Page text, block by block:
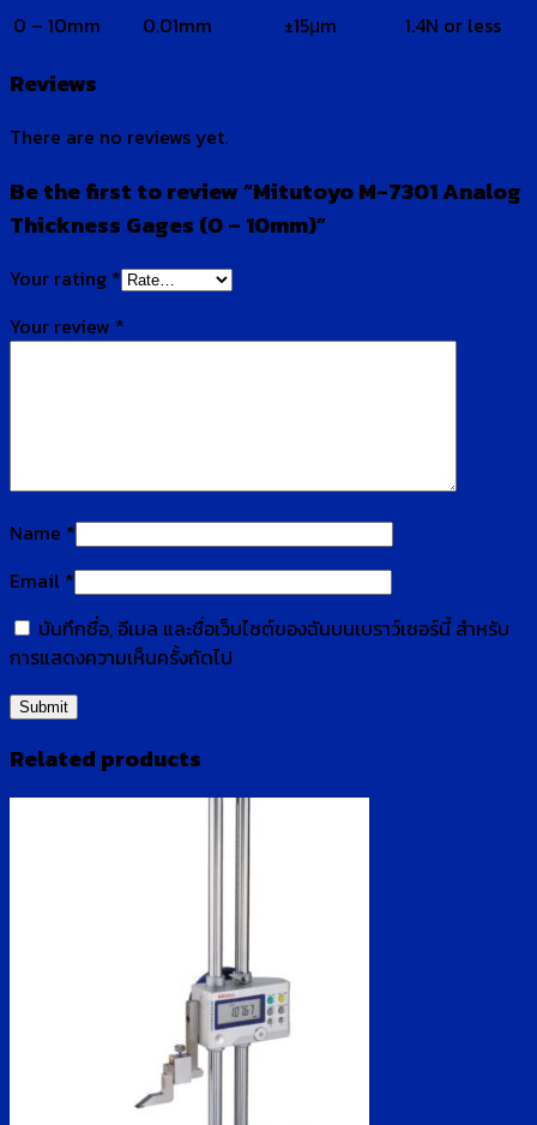
0 – 10mm
0.01mm ±15μm 1.4N or less
Reviews
There are no reviews yet.
Be the first to review “Mitutoyo M-7301 Analog
Thickness Gages (0 – 10mm)”
Your rating *
Your review *
Name *
Email *
บันทึกชื่อ, อีเมล และชื่อเว็บไซต์ของฉันบนเบราว์เซอร์นี้ สำหรับ
การแสดงความเห็นครั้งถัดไป
Related products